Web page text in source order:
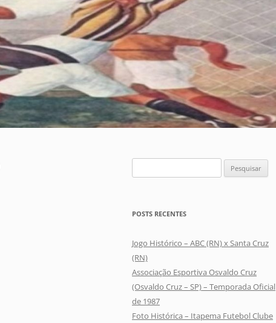
por:
POSTS RECENTES
Jogo Histórico – ABC (RN) x Santa Cruz
(RN)
Associação Esportiva Osvaldo Cruz
(Osvaldo Cruz – SP) – Temporada Oficial
de 1987
Foto Histórica – Itapema Futebol Clube